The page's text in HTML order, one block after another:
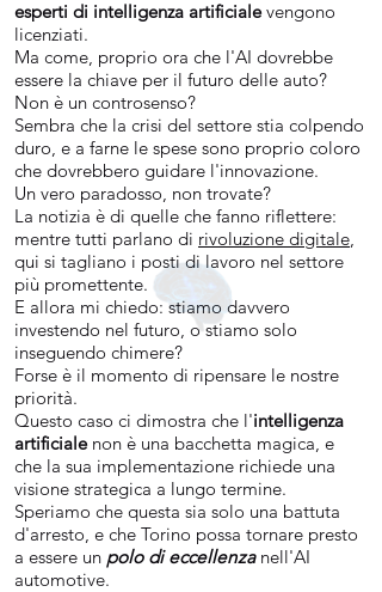
esperti di intelligenza artificialevengono
licenziati.
Ma come, proprio ora che l'AI dovrebbe
essere la chiave per il futuro delle auto?
Non è un controsenso?
Sembra che la crisi del settore stia colpendo
duro, e a farne le spese sono proprio coloro
che dovrebbero guidare l'innovazione.
Un vero paradosso, non trovate?
La notizia è di quelle che fanno riflettere:
mentre tutti parlano di rivoluzione digitale,
qui si tagliano i posti di lavoro nel settore
più promettente.
E allora mi chiedo: stiamo davvero
investendo nel futuro, o stiamo solo
inseguendo chimere?
Forse è il momento di ripensare le nostre
priorità.
Questo caso ci dimostra che l'intelligenza
artificialenon è una bacchetta magica, e
che la sua implementazione richiede una
visione strategica a lungo termine.
Speriamo che questa sia solo una battuta
d'arresto, e che Torino possa tornare presto
a essere un polo di eccellenzanell'AI
automotive.